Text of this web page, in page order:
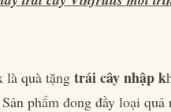
quà tặng trái cây nhập k
phẩm đong đầy loại